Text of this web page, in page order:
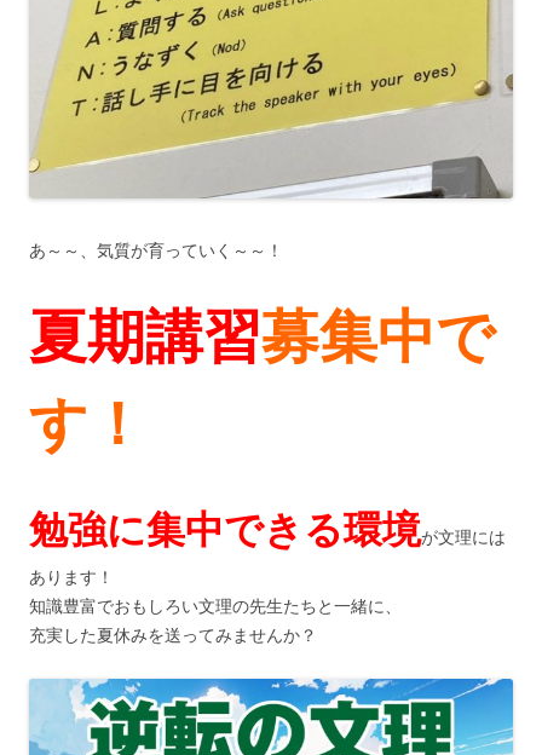
あ～～、気質が育っていく～～！
夏期講習募集中で
す！
勉強に集中できる環境が文理には
あります！
知識豊富でおもしろい文理の先生たちと一緒に、
充実した夏休みを送ってみませんか？